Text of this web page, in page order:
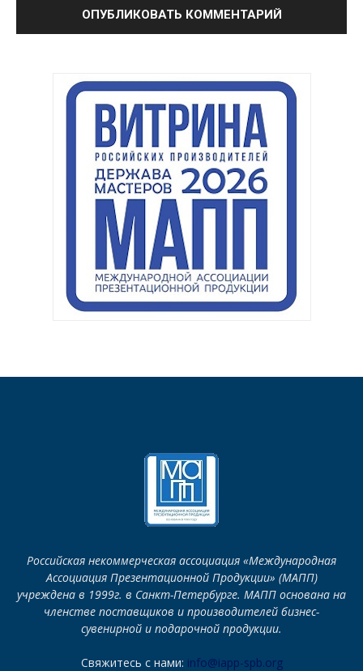
Российская некоммерческая ассоциация «Международная
Ассоциация Презентационной Продукции» (МАПП)
учреждена в 1999г. в Санкт-Петербурге. МАПП основана на
членстве поставщиков и производителей бизнес-
сувенирной и подарочной продукции.
Свяжитесь с нами: info@iapp-spb.org